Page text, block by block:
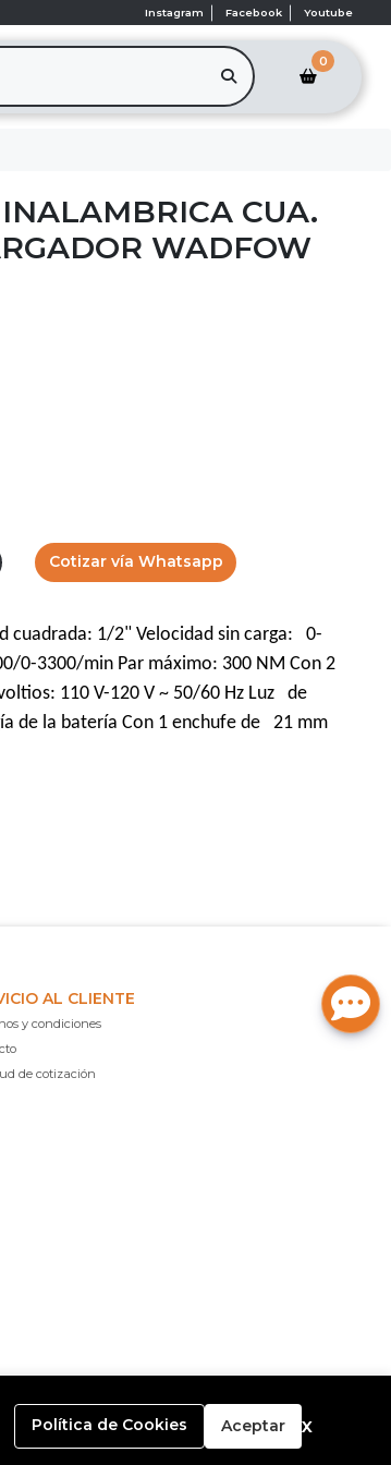
Instagram Facebook Youtube
0
CUA.
WADFOW
Cotizar vía Whatsapp
cuadrada: 1/2" Velocidad sin carga: 0-
0-3300/min Par máximo: 300 NM Con 2
110 V-120 V ~ 50/60 Hz Luz de
de la batería Con 1 enchufe de 21 mm
AL CLIENTE
y condiciones
de cotización
Política de Cookies Aceptar x